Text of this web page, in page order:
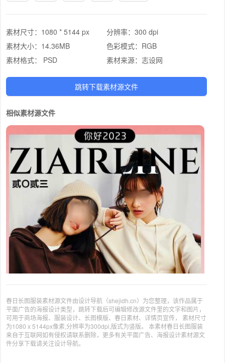
素材尺寸： 1080 * 5144 px 分辨率： 300 dpi
素材大小： 14.36MB 色彩模式： RGB
素材格式：
PSD 素材来源： 志设网
跳转下载素材源文件
相似素材源文件
春日长图服装素材源文件由设计导航（shejidh.cn）为您整理，该作品属于
平面广告的海报设计类型，跳转下载后可编辑修改源文件里的文字和图片，
可用于商场海报、服装设计、长图模版、春日素材、详情页宣传， 素材尺寸
为1080 x 5144px像素,分辨率为300dpi,版式为竖版。 本素材春日长图服装
来自于互联网如有侵权请联系删除，更多有关平面广告、海报设计素材源文
件分享下载请关注设计导航。